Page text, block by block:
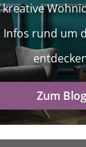
rund um
Zum Blog